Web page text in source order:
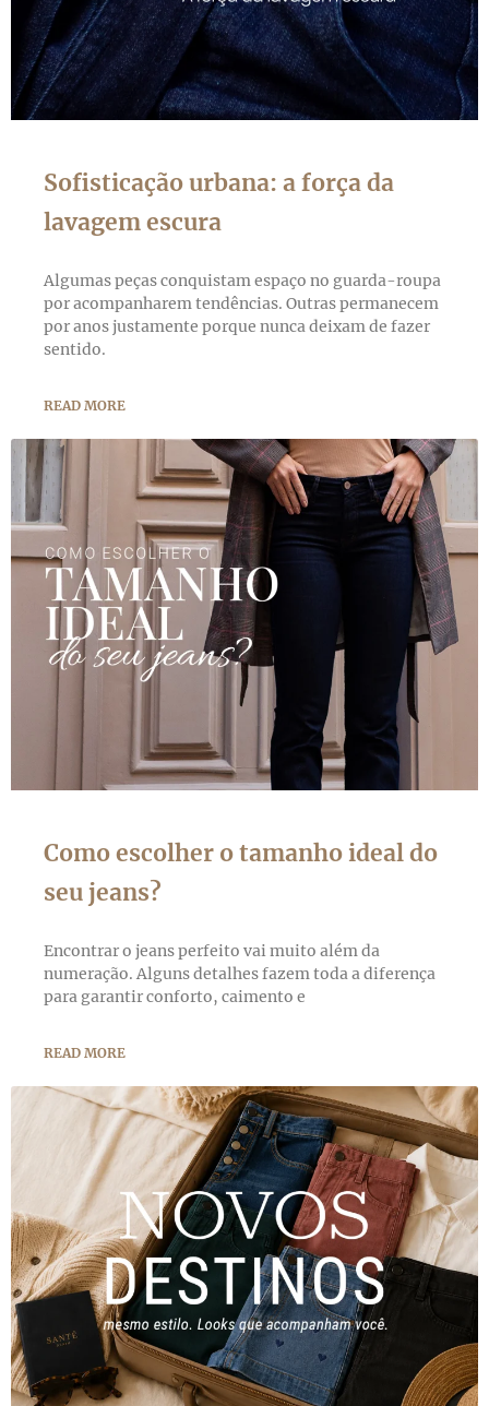
Sofisticação urbana: a força da
lavagem escura
Algumas peças conquistam espaço no guarda-roupa
por acompanharem tendências. Outras permanecem
por anos justamente porque nunca deixam de fazer
sentido.
READ MORE
Como escolher o tamanho ideal do
seu jeans?
Encontrar o jeans perfeito vai muito além da
numeração. Alguns detalhes fazem toda a diferença
para garantir conforto, caimento e
READ MORE